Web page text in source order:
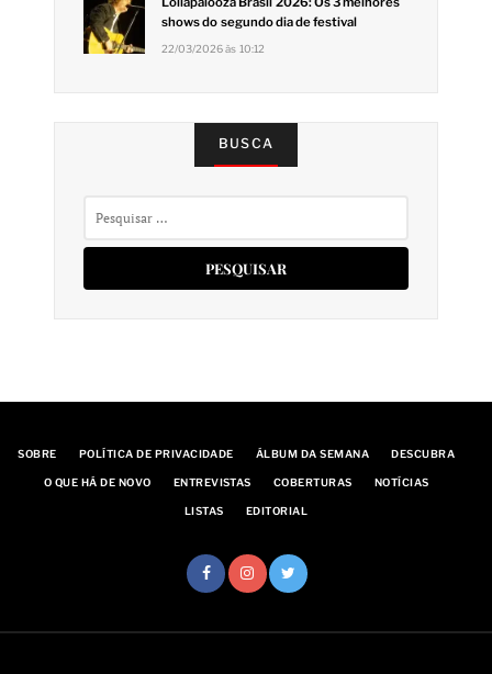
shows do segundo dia de festival
22/03/2026 às 10:12
BUSCA
SOBRE POLÍTICA DE PRIVACIDADE ÁLBUM DA SEMANA DESCUBRA
O QUE HÁ DE NOVO ENTREVISTAS COBERTURAS NOTÍCIAS
LISTAS EDITORIAL